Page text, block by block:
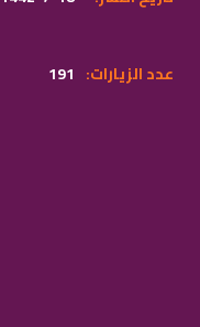
191 :عدد الزيارات